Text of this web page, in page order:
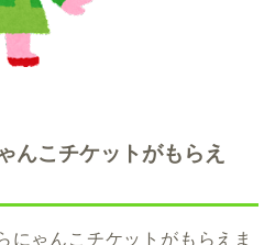
んこチケットがもらえ
にゃんこチケットがもらえま